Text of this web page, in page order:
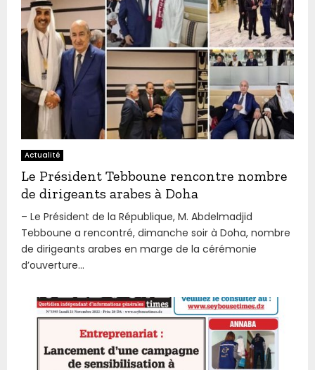
Actualité
Le Président Tebboune rencontre nombre
de dirigeants arabes à Doha
– Le Président de la République, M. Abdelmadjid
Tebboune a rencontré, dimanche soir à Doha, nombre
de dirigeants arabes en marge de la cérémonie
d’ouverture...